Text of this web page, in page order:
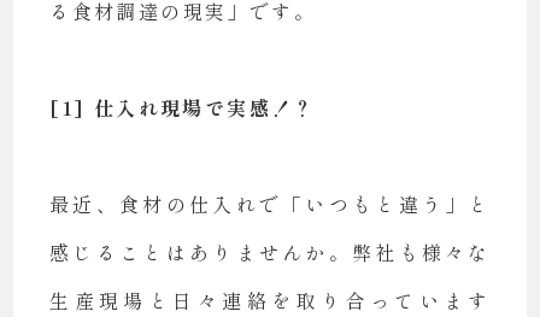
る食材調達の現実」です。
[1] 仕入れ現場で実感！？
最近、食材の仕入れで「いつもと違う」と
感じることはありませんか。弊社も様々な
生産現場と日々連絡を取り合っています